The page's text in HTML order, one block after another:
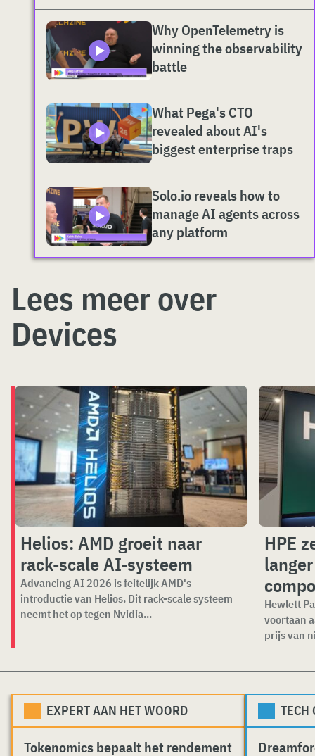
Why OpenTelemetry is
winning the observability
battle
What Pega's CTO
revealed about AI's
biggest enterprise traps
Solo.io reveals how to
manage AI agents across
any platform
Lees meer over
Devices
Helios: AMD groeit naar
rack-scale AI-systeem
Advancing AI 2026 is feitelijk AMD's
introductie van Helios. Dit rack-scale systeem
neemt het op tegen Nvidia...
HPE
Hewlett
voortaan
prijs van
EXPERT AAN HET WOORD
Tokenomics bepaalt het rendement
TECH